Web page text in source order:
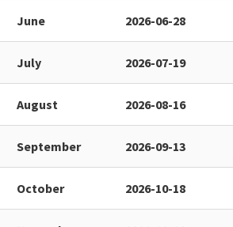
2026-06-28
June
2026-07-19
July
2026-08-16
August
2026-09-13
September
2026-10-18
October